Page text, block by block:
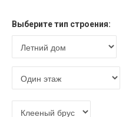
Выберите тип строения: